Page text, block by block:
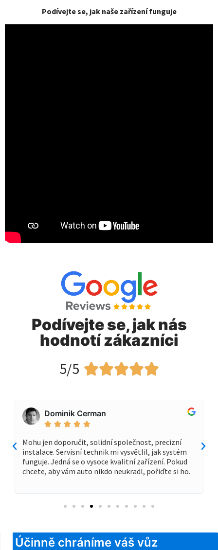
Podívejte se, jak naše zařízení funguje
Podívejte se, jak nás
hodnotí zákazníci
5/5 
Dominik Cerman
    
Mohu jen doporučit, solidní společnost, precizní
instalace. Servisní technik mi vysvětlil, jak systém
funguje. Jedná se o vysoce kvalitní zařízení. Pokud
chcete, aby vám auto nikdo neukradl, pořiďte si ho.
Účinně chráníme váš vůz